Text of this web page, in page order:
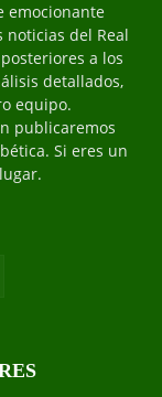
emocionante
noticias del Real
a los
detallados,
equipo.
publicaremos
Si eres un